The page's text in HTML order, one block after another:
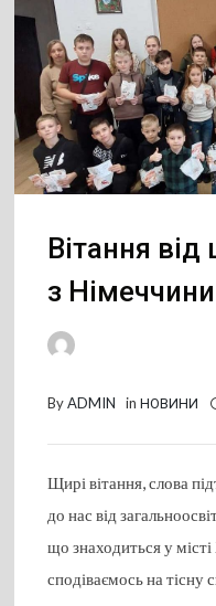
Вітання
з
ByADMIN inНОВИНИ
Щирі вітання, слова
до нас від
що знаходиться у
сподіваємось на тісну